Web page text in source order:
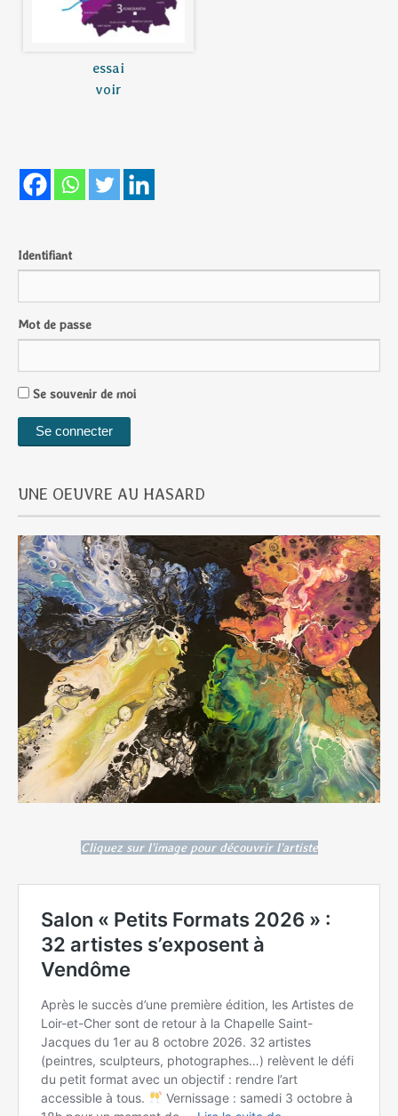
essai
voir
Identifiant
Mot de passe
Se souvenir de moi
UNE OEUVRE AU HASARD
Cliquez sur l'image pour découvrir l'artiste